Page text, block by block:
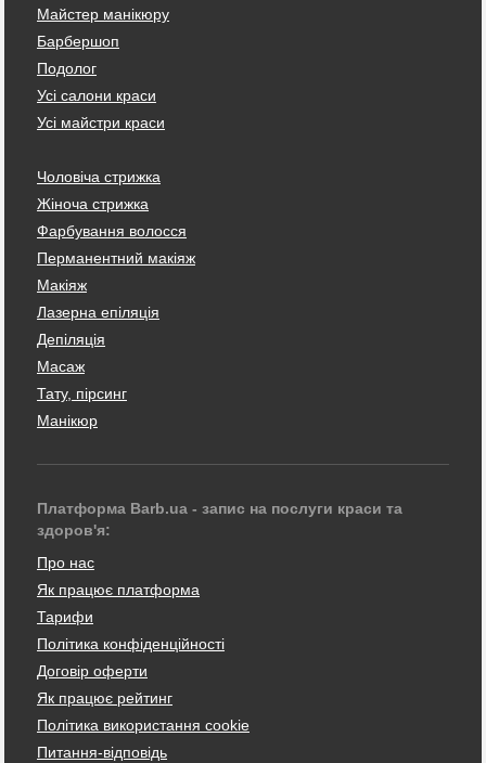
Майстер манікюру
Барбершоп
Подолог
Усі салони краси
Усі майстри краси
Чоловіча стрижка
Жіноча стрижка
Фарбування волосся
Перманентний макіяж
Макіяж
Лазерна епіляція
Депіляція
Масаж
Тату, пірсинг
Манікюр
Платформа Barb.ua - запис на послуги краси та
здоров'я:
Про нас
Як працює платформа
Тарифи
Політика конфіденційності
Договір оферти
Як працює рейтинг
Політика використання cookie
Питання-відповідь